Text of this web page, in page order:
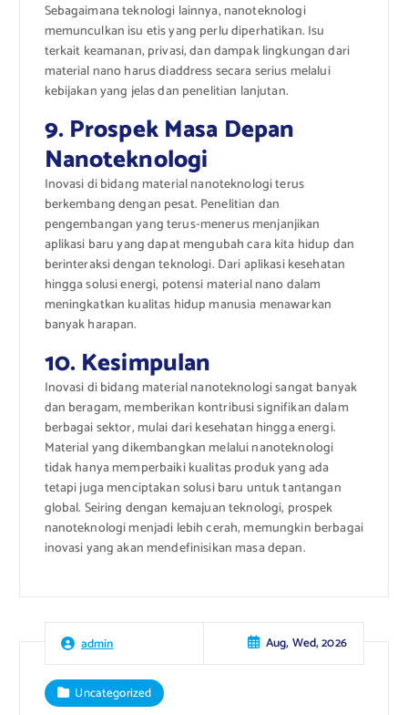
Sebagaimana teknologi lainnya, nanoteknologi
memunculkan isu etis yang perlu diperhatikan. Isu
terkait keamanan, privasi, dan dampak lingkungan dari
material nano harus diaddress secara serius melalui
kebijakan yang jelas dan penelitian lanjutan.
9. Prospek Masa Depan
Nanoteknologi
Inovasi di bidang material nanoteknologi terus
berkembang dengan pesat. Penelitian dan
pengembangan yang terus-menerus menjanjikan
aplikasi baru yang dapat mengubah cara kita hidup dan
berinteraksi dengan teknologi. Dari aplikasi kesehatan
hingga solusi energi, potensi material nano dalam
meningkatkan kualitas hidup manusia menawarkan
banyak harapan.
10. Kesimpulan
Inovasi di bidang material nanoteknologi sangat banyak
dan beragam, memberikan kontribusi signifikan dalam
berbagai sektor, mulai dari kesehatan hingga energi.
Material yang dikembangkan melalui nanoteknologi
tidak hanya memperbaiki kualitas produk yang ada
tetapi juga menciptakan solusi baru untuk tantangan
global. Seiring dengan kemajuan teknologi, prospek
nanoteknologi menjadi lebih cerah, memungkin berbagai
inovasi yang akan mendefinisikan masa depan.
admin Aug, Wed, 2026
Uncategorized